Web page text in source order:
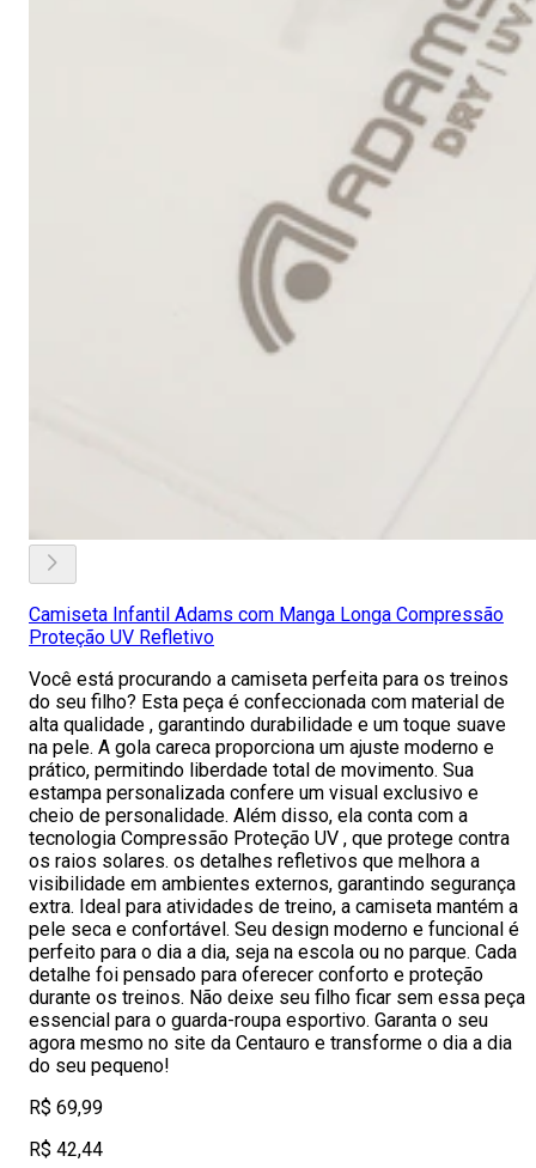
Camiseta Infantil Adams com Manga Longa Compressão
Proteção UV Refletivo
Você está procurando a camiseta perfeita para os treinos
do seu filho? Esta peça é confeccionada com material de
alta qualidade , garantindo durabilidade e um toque suave
na pele. A gola careca proporciona um ajuste moderno e
prático, permitindo liberdade total de movimento. Sua
estampa personalizada confere um visual exclusivo e
cheio de personalidade. Além disso, ela conta com a
tecnologia Compressão Proteção UV , que protege contra
os raios solares. os detalhes refletivos que melhora a
visibilidade em ambientes externos, garantindo segurança
extra. Ideal para atividades de treino, a camiseta mantém a
pele seca e confortável. Seu design moderno e funcional é
perfeito para o dia a dia, seja na escola ou no parque. Cada
detalhe foi pensado para oferecer conforto e proteção
durante os treinos. Não deixe seu filho ficar sem essa peça
essencial para o guarda-roupa esportivo. Garanta o seu
agora mesmo no site da Centauro e transforme o dia a dia
do seu pequeno!
R$ 69,99
R$ 42,44